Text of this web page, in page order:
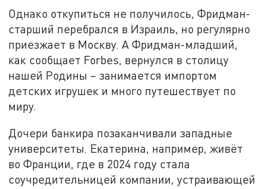
Однако откупиться не получилось, Фридман-
старший перебрался в Израиль, но регулярно
приезжает в Москву. А Фридман-младший,
как сообщает Forbes, вернулся в столицу
нашей Родины – занимается импортом
детских игрушек и много путешествует по
миру.
Дочери банкира позаканчивали западные
университеты. Екатерина, например, живёт
во Франции, где в 2024 году стала
соучредительницей компании, устраивающей